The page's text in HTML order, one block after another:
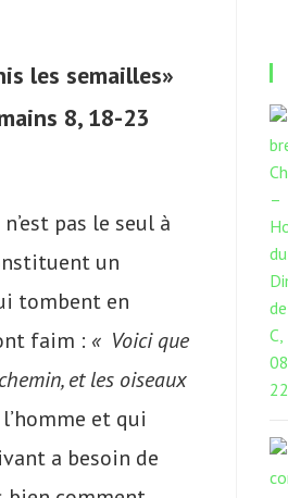
les semailles»
8, 18-23
pas le seul à
un
tombent en
faim : « Voici que
et les oiseaux
et qui
a besoin de